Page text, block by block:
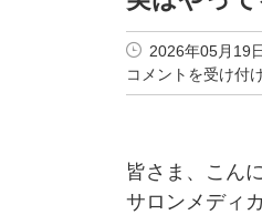
2026年05月19
コメントを受け付
皆さま、こん
サロンメディ